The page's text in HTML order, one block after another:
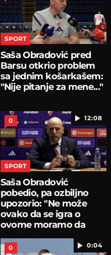
SPORT
Saša Obradović pred
Barsu otkrio problem
sa jednim košarkašem:
"Nije pitanje za mene..."
12:08
0
SPORT
Saša Obradović
pobedio, pa ozbiljno
upozorio: "Ne može
ovako da se igra o
ovome moramo da
0:04
0